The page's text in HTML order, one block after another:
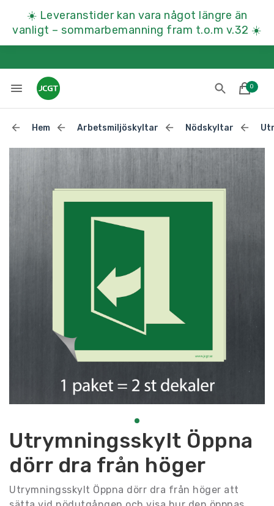
☀️ Leveranstider kan vara något längre än
vanligt – sommarbemanning fram t.o.m v.32 ☀️
0
Hem Arbetsmiljöskyltar Nödskyltar
Utrymningsskylt Öppna
dörr dra från höger
Utrymningsskylt Öppna dörr dra från höger att